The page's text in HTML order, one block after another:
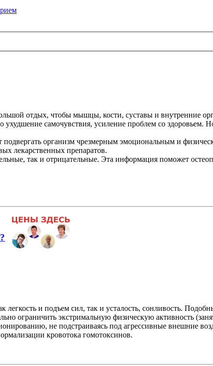
отдых, чтобы мышцы, кости, суставы и внутренние
ухудшение самочувствия, усиление проблем со здоровьем.
подвергать организм чрезмерным эмоциональным и
лекарственных препаратов.
так и отрицательные. Эта информация поможет
легкость и подъем сил, так и усталость, сонливость.
ограничить экстримальную физическую активность
не подстраиваясь под агрессивные внешние
кровотока гомотоксинов.